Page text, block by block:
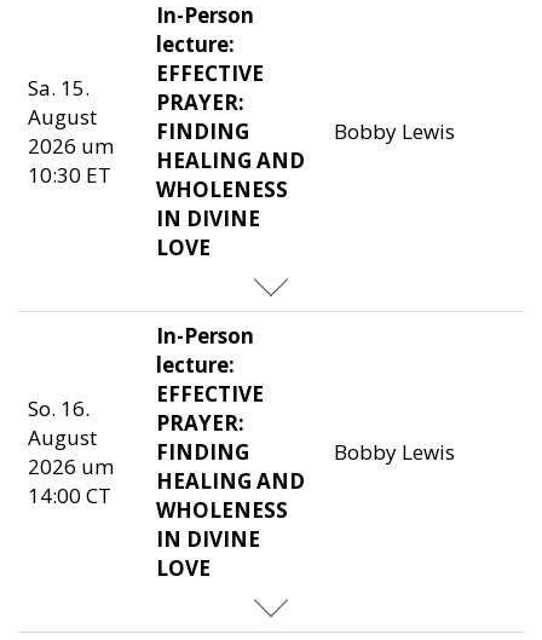
Sa. 15.
August
2026 um
10:30 ET
In-Person
lecture:
EFFECTIVE
PRAYER:
FINDING
HEALING AND
WHOLENESS
IN DIVINE
LOVE
Bobby Lewis
So. 16.
August
2026 um
14:00 CT
In-Person
lecture:
EFFECTIVE
PRAYER:
FINDING
HEALING AND
WHOLENESS
IN DIVINE
LOVE
Bobby Lewis